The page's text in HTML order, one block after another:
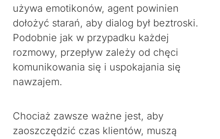
używa emotikonów, agent powinien
dołożyć starań, aby dialog był beztroski.
Podobnie jak w przypadku każdej
rozmowy, przepływ zależy od chęci
komunikowania się i uspokajania się
nawzajem.
Chociaż zawsze ważne jest, aby
zaoszczędzić czas klientów, muszą